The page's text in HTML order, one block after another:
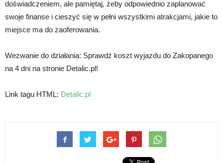
doświadczeniem, ale pamiętaj, żeby odpowiednio zaplanować
swoje finanse i cieszyć się w pełni wszystkimi atrakcjami, jakie to
miejsce ma do zaoferowania.
Wezwanie do działania: Sprawdź koszt wyjazdu do Zakopanego
na 4 dni na stronie Detalic.pl!
Link tagu HTML: Detalic.pl